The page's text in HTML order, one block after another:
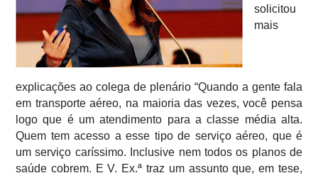
solicitou
mais
explicações ao colega de plenário “Quando a gente fala
em transporte aéreo, na maioria das vezes, você pensa
logo que é um atendimento para a classe média alta.
Quem tem acesso a esse tipo de serviço aéreo, que é
um serviço caríssimo. Inclusive nem todos os planos de
saúde cobrem. E V. Ex.ª traz um assunto que, em tese,